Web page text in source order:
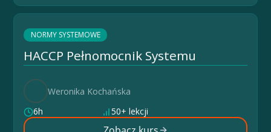
NORMY SYSTEMOWE
HACCP Pełnomocnik Systemu
Weronika Kochańska
6h
50+ lekcji